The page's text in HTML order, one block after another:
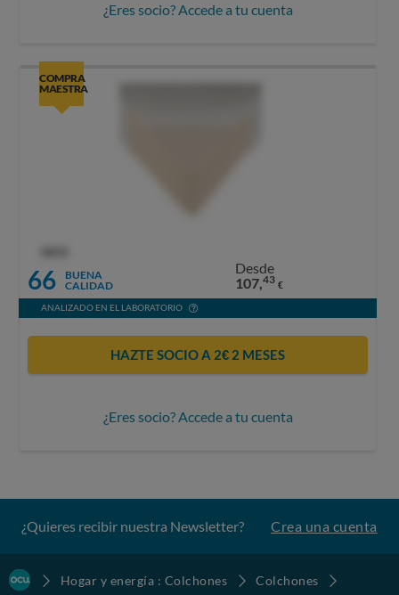
¿Eres socio? Accede a tu cuenta
COMPRA
MAESTRA
66
BUENA
CALIDAD
Desde
107,43 €
ANALIZADO EN EL LABORATORIO
HAZTE SOCIO A 2€ 2 MESES
¿Eres socio? Accede a tu cuenta
¿Quieres recibir nuestra Newsletter? Crea una cuenta
Hogar y energía : Colchones
Colchones